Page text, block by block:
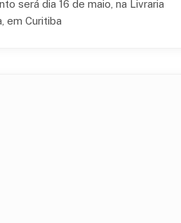
será dia 16 de maio, na Livraria
em Curitiba